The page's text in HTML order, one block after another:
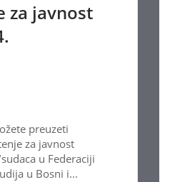
za javnost
preuzeti
za javnost
u Federaciji
u Bosni i...